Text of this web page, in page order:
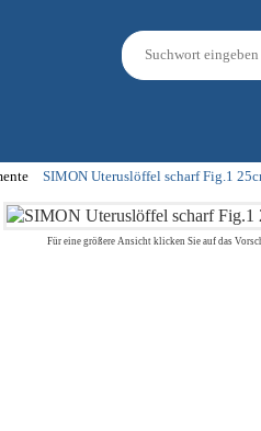
SIMON Uteruslöffel scharf Fig.1
Für eine größere Ansicht klicken Sie auf das